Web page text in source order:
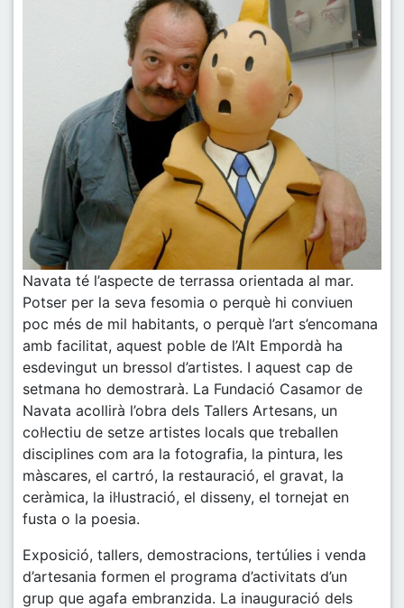
Navata té l’aspecte de terrassa orientada al mar.
Potser per la seva fesomia o perquè hi conviuen
poc més de mil habitants, o perquè l’art s’encomana
amb facilitat, aquest poble de l’Alt Empordà ha
esdevingut un bressol d’artistes. I aquest cap de
setmana ho demostrarà. La Fundació Casamor de
Navata acollirà l’obra dels Tallers Artesans, un
col·lectiu de setze artistes locals que treballen
disciplines com ara la fotografia, la pintura, les
màscares, el cartró, la restauració, el gravat, la
ceràmica, la il·lustració, el disseny, el tornejat en
fusta o la poesia.
Exposició, tallers, demostracions, tertúlies i venda
d’artesania formen el programa d’activitats d’un
grup que agafa embranzida. La inauguració dels